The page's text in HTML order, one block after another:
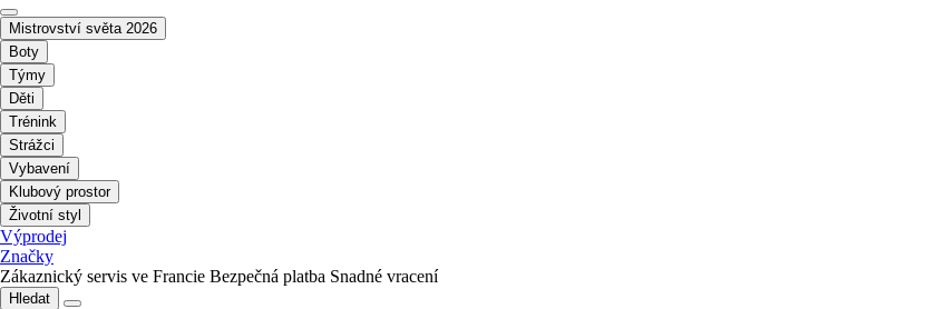
Mistrovství světa 2026
Boty
Týmy
Děti
Trénink
Strážci
Vybavení
Klubový prostor
Životní styl
Výprodej
Značky
Zákaznický servis ve Francie Bezpečná platba Snadné vracení
Hledat